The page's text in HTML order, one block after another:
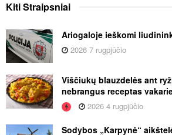
KitiStraipsniai
Ariogaloje ieškomi
2026 7 rugpjūčio
Viščiukų blauzdelės ant
nebrangus receptas
2026 4 rugpjūčio
Sodybos „Karpynė“